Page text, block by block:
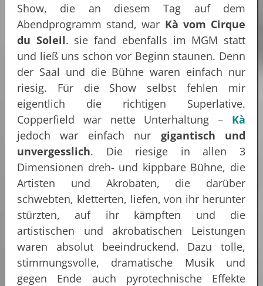
Show, die an diesem Tag auf dem
Abendprogramm stand, war Kà vom Cirque
du Soleil. sie fand ebenfalls im MGM statt
und ließ uns schon vor Beginn staunen. Denn
der Saal und die Bühne waren einfach nur
riesig. Für die Show selbst fehlen mir
eigentlich die richtigen Superlative.
Copperfield war nette Unterhaltung – Kà
jedoch war einfach nur gigantisch und
unvergesslich. Die riesige in allen 3
Dimensionen dreh- und kippbare Bühne, die
Artisten und Akrobaten, die darüber
schwebten, kletterten, liefen, von ihr herunter
stürzten, auf ihr kämpften und die
artistischen und akrobatischen Leistungen
waren absolut beeindruckend. Dazu tolle,
stimmungsvolle, dramatische Musik und
gegen Ende auch pyrotechnische Effekte